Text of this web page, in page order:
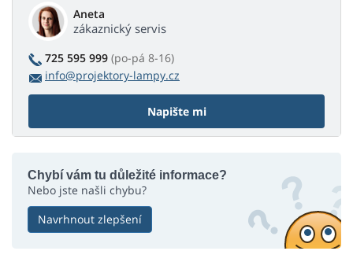
Aneta
zákaznický servis
725 595 999 (po-pá 8-16)
info@projektory-lampy.cz
Napište mi
Chybí vám tu důležité informace?
Nebo jste našli chybu?
Navrhnout zlepšení